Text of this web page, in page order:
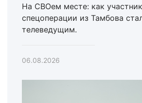
На СВОем месте: как участник
спецоперации из Тамбова
телеведущим.
06.08.2026